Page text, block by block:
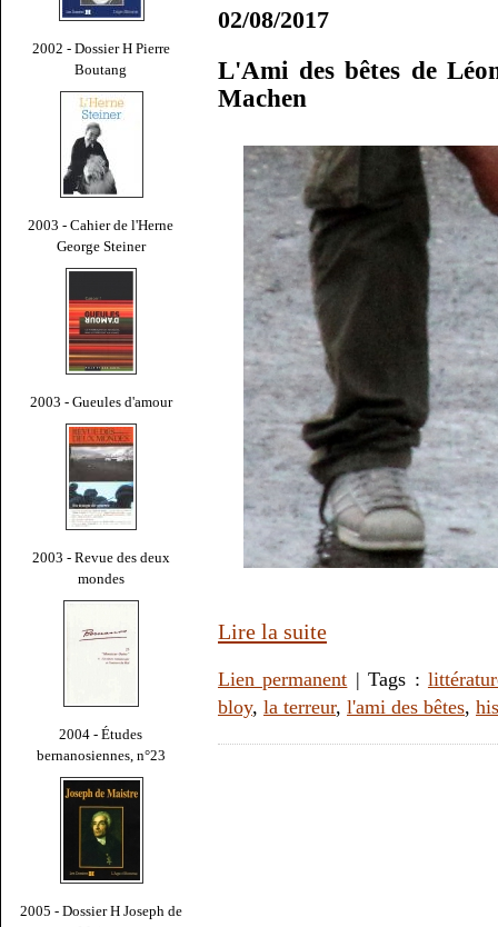
2002 - Dossier H Pierre
Boutang
2003 - Cahier de l'Herne
George Steiner
2003 - Gueules d'amour
2003 - Revue des deux
mondes
2004 - Études
bernanosiennes, n°23
2005 - Dossier H Joseph de
02/08/2017
L'Ami des bêtes de
Machen
Lire la suite
Lien permanent | Tags :
bloy, la terreur, l'ami des bêtes,